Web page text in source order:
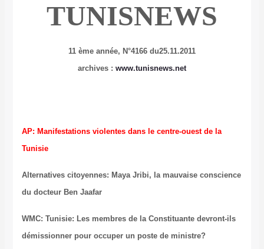
TUNISNEWS
11 ème année, N°4166 du25.11.2011
archives : www.tunisnews.net
AP: Manifestations violentes dans le centre-ouest de la
Tunisie
Alternatives citoyennes: Maya Jribi, la mauvaise conscience
du docteur Ben Jaafar
WMC: Tunisie: Les membres de la Constituante devront-ils
démissionner pour occuper un poste de ministre?